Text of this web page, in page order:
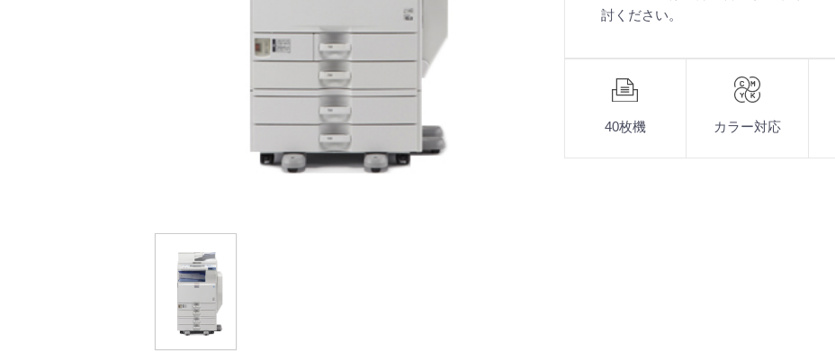
討ください。
40枚機 カラー対応